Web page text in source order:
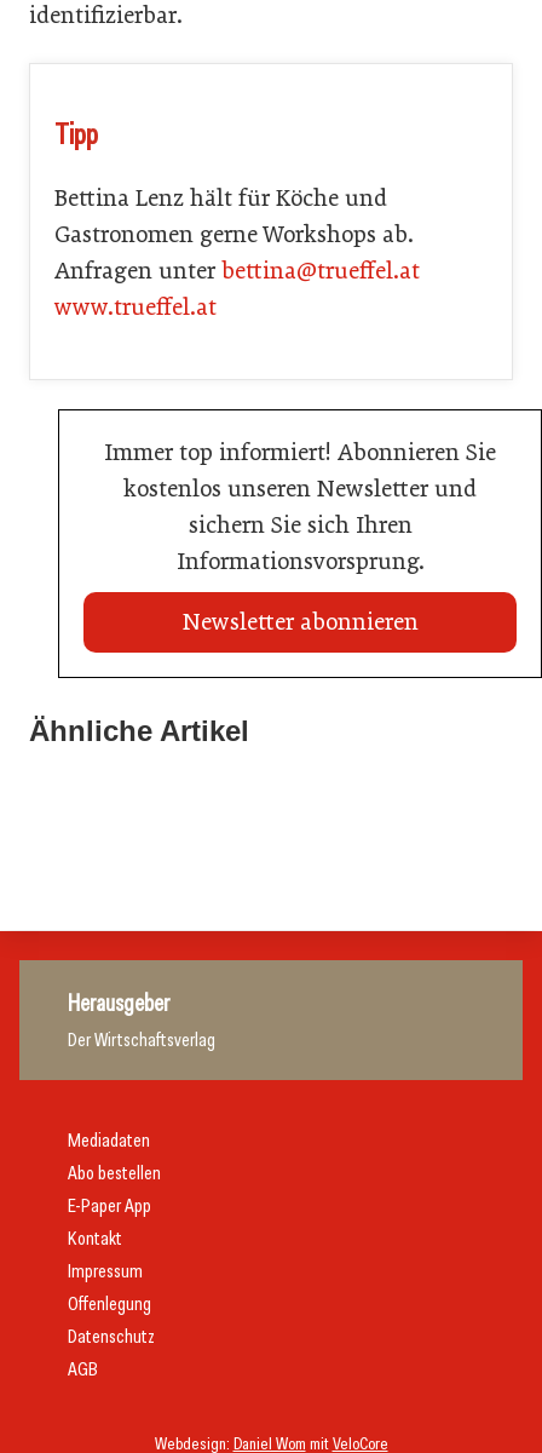
identifizierbar.
Tipp
Bettina Lenz hält für Köche und
Gastronomen gerne Workshops ab.
Anfragen unter bettina@trueffel.at
www.trueffel.at
Immer top informiert! Abonnieren Sie
kostenlos unseren Newsletter und
sichern Sie sich Ihren
Informationsvorsprung.
Newsletter abonnieren
Ähnliche Artikel
War die Fußball-WM 2026 für Ihren Betrieb ein
21. Juli 2026
Stipendium für Nachwuchstalent in der Wiener
Herausgeber
Der Wirtschaftsverlag
Webdesign: Daniel Wom mitVeloCore
Mediadaten
Abo bestellen
E-Paper App
Kontakt
Impressum
Offenlegung
Datenschutz
AGB